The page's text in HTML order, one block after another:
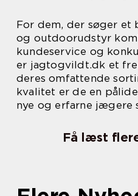
For dem, der søger
og outdoorudstyr
kundeservice og
er jagtogvildt.dk et
deres omfattende
kvalitet er de en
nye og erfarne jægere
Få læst